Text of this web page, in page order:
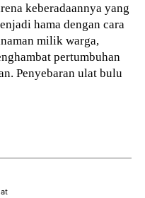
keberadaannya yang
hama dengan cara
milik warga,
pertumbuhan
Penyebaran ulat bulu